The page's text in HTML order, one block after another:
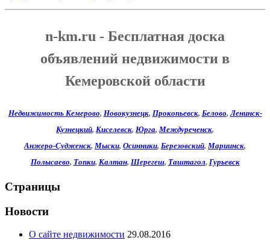
n-km.ru - Бесплатная доска
объявлений недвижимости в
Кемеровской области
Недвижимость Кемерово, Новокузнецк, Прокопьевск, Белово,Ленинск-
Кузнецкий, Киселевск, Юрга, Междуреченск,
Анжеро-Судженск, Мыски, Осинники, Березовский, Мариинск,
Полысаево, Топки, Калтан, Шерегеш, Таштагол, Гурьевск
Страницы
Новости
О сайте недвижимости 29.08.2016